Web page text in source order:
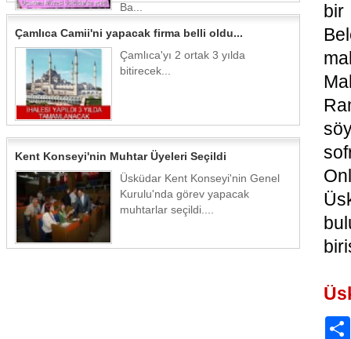
Ba...
Çamlıca Camii'ni yapacak firma belli oldu...
Çamlıca'yı 2 ortak 3 yılda
bitirecek...
Kent Konseyi'nin Muhtar Üyeleri Seçildi
Üsküdar Kent Konseyi'nin Genel
Kurulu'nda görev yapacak
muhtarlar seçildi....